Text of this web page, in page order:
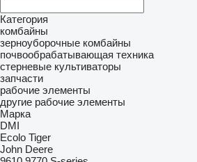
Категория
комбайны
зерноуборочные комбайны
почвообрабатывающая техника
стерневые культиваторы
запчасти
рабочие элементы
другие рабочие элементы
Марка
DMI
Ecolo Tiger
John Deere